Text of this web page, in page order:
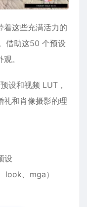
着这些充满活力的
借助这50 个预设
。
设和视频 LUT，
礼和肖像摄影的理
设
、mga）